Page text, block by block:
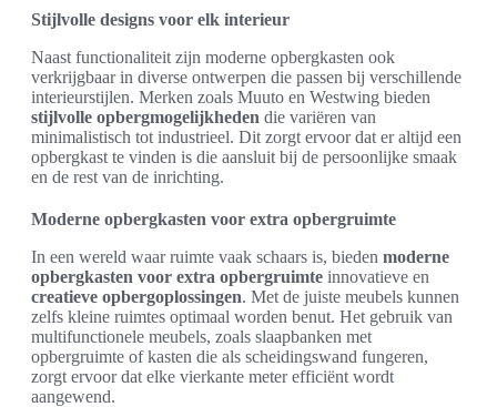
Stijlvolle designs voor elk interieur
Naast functionaliteit zijn moderne opbergkasten ook
verkrijgbaar in diverse ontwerpen die passen bij verschillende
interieurstijlen. Merken zoals Muuto en Westwing bieden
stijlvolle opbergmogelijkheden die variëren van
minimalistisch tot industrieel. Dit zorgt ervoor dat er altijd een
opbergkast te vinden is die aansluit bij de persoonlijke smaak
en de rest van de inrichting.
Moderne opbergkasten voor extra opbergruimte
In een wereld waar ruimte vaak schaars is, bieden moderne
opbergkasten voor extra opbergruimte innovatieve en
creatieve opbergoplossingen. Met de juiste meubels kunnen
zelfs kleine ruimtes optimaal worden benut. Het gebruik van
multifunctionele meubels, zoals slaapbanken met
opbergruimte of kasten die als scheidingswand fungeren,
zorgt ervoor dat elke vierkante meter efficiënt wordt
aangewend.